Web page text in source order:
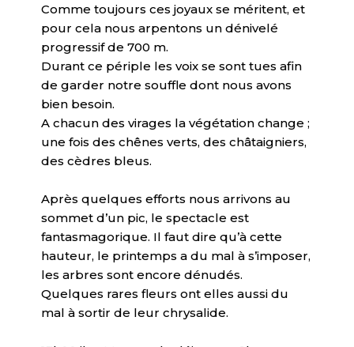
Comme toujours ces joyaux se méritent, et
pour cela nous arpentons un dénivelé
progressif de 700 m.
Durant ce périple les voix se sont tues afin
de garder notre souffle dont nous avons
bien besoin.
A chacun des virages la végétation change ;
une fois des chênes verts, des châtaigniers,
des cèdres bleus.
Après quelques efforts nous arrivons au
sommet d’un pic, le spectacle est
fantasmagorique. Il faut dire qu’à cette
hauteur, le printemps a du mal à s’imposer,
les arbres sont encore dénudés.
Quelques rares fleurs ont elles aussi du
mal à sortir de leur chrysalide.